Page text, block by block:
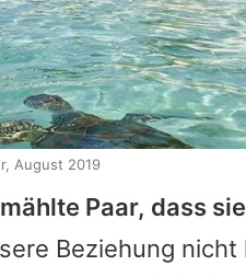
Paar, dass
Beziehung
August 2019